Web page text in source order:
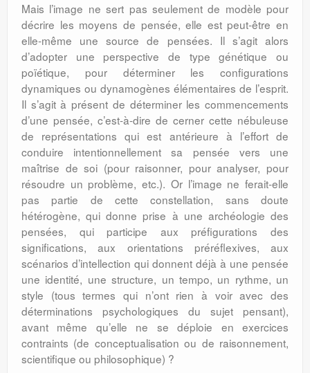
Mais l’image ne sert pas seulement de modèle pour
décrire les moyens de pensée, elle est peut-être en
elle-même une source de pensées. Il s’agit alors
d’adopter une perspective de type génétique ou
poïétique, pour déterminer les configurations
dynamiques ou dynamogènes élémentaires de l’esprit.
Il s’agit à présent de déterminer les commencements
d’une pensée, c’est-à-dire de cerner cette nébuleuse
de représentations qui est antérieure à l’effort de
conduire intentionnellement sa pensée vers une
maîtrise de soi (pour raisonner, pour analyser, pour
résoudre un problème, etc.). Or l’image ne ferait-elle
pas partie de cette constellation, sans doute
hétérogène, qui donne prise à une archéologie des
pensées, qui participe aux préfigurations des
significations, aux orientations préréflexives, aux
scénarios d’intellection qui donnent déjà à une pensée
une identité, une structure, un tempo, un rythme, un
style (tous termes qui n’ont rien à voir avec des
déterminations psychologiques du sujet pensant),
avant même qu’elle ne se déploie en exercices
contraints (de conceptualisation ou de raisonnement,
scientifique ou philosophique) ?